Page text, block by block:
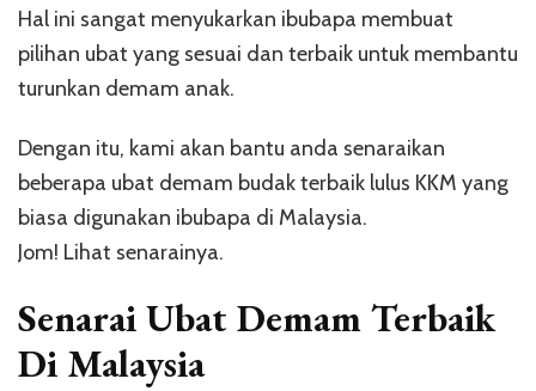
Hal ini sangat menyukarkan ibubapa membuat
pilihan ubat yang sesuai dan terbaik untuk membantu
turunkan demam anak.
Dengan itu, kami akan bantu anda senaraikan
beberapa ubat demam budak terbaik lulus KKM yang
biasa digunakan ibubapa di Malaysia.
Jom! Lihat senarainya.
Senarai Ubat Demam Terbaik
Di Malaysia